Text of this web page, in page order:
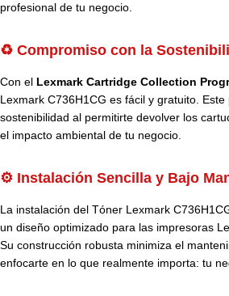
profesional de tu negocio.
♻️ Compromiso con la
Con el Lexmark Cartridge Collection
Lexmark C736H1CG es fácil y gratuito.
sostenibilidad al permitirte devolver los
el impacto ambiental de tu negocio.
⚙️ Instalación Sencilla y Bajo
La instalación del Tóner Lexmark
un diseño optimizado para las impresoras
Su construcción robusta minimiza el
enfocarte en lo que realmente importa: tu